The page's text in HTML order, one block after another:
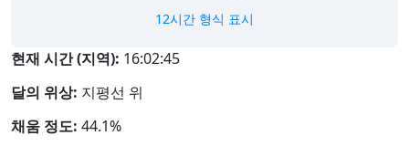
12시간 형식 표시
현재 시간 (지역): 16:02:45
달의 위상: 지평선 위
채움 정도: 44.1%